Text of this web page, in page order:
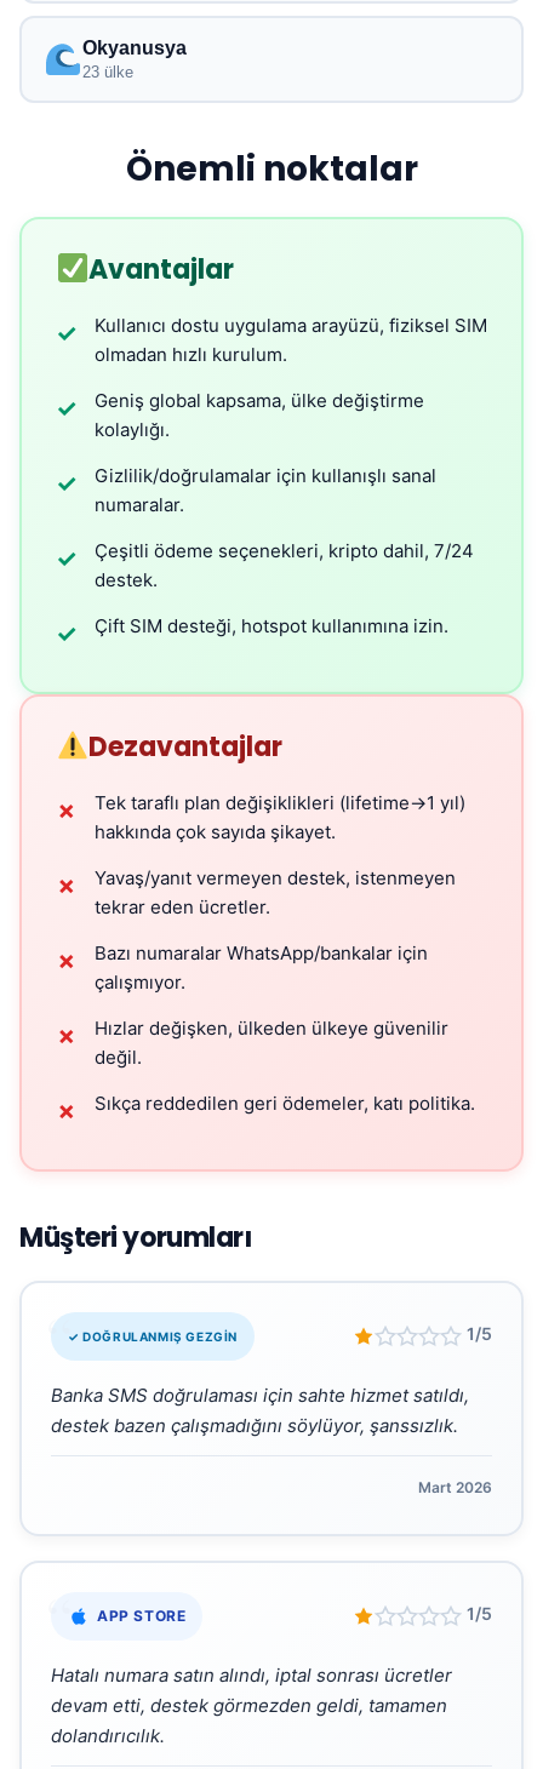
Okyanusya
23 ülke
Önemli noktalar
Avantajlar
✓
Kullanıcı dostu uygulama arayüzü, fiziksel SIM
olmadan hızlı kurulum.
✓
Geniş global kapsama, ülke değiştirme
kolaylığı.
✓
Gizlilik/doğrulamalar için kullanışlı sanal
numaralar.
✓
Çeşitli ödeme seçenekleri, kripto dahil, 7/24
destek.
✓ Çift SIM desteği, hotspot kullanımına izin.
Dezavantajlar
✗
Tek taraflı plan değişiklikleri (lifetime→1 yıl)
hakkında çok sayıda şikayet.
✗
Yavaş/yanıt vermeyen destek, istenmeyen
tekrar eden ücretler.
✗
Bazı numaralar WhatsApp/bankalar için
çalışmıyor.
✗
Hızlar değişken, ülkeden ülkeye güvenilir
değil.
✗ Sıkça reddedilen geri ödemeler, katı politika.
Müşteri yorumları
✓ DOĞRULANMIŞ GEZGIN 1/5
“
Banka SMS doğrulaması için sahte hizmet satıldı,
destek bazen çalışmadığını söylüyor, şanssızlık.
Mart 2026
APP STORE 1/5
Hatalı numara satın alındı, iptal sonrası ücretler
devam etti, destek görmezden geldi, tamamen
dolandırıcılık.